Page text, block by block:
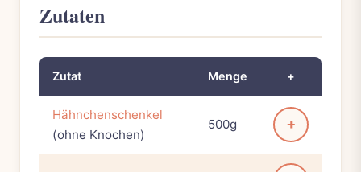
Zutaten
Zutat Menge +
Hähnchenschenkel
(ohne Knochen)
500g +